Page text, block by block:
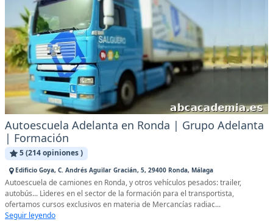
Autoescuela Adelanta en Ronda | Grupo Adelanta
| Formación
5 (214 opiniones )
Edificio Goya, C. Andrés Aguilar Gracián, 5, 29400 Ronda, Málaga
Autoescuela de camiones en Ronda, y otros vehículos pesados: trailer,
autobús... Lìderes en el sector de la formación para el transportista,
ofertamos cursos exclusivos en materia de Mercancías radiac...
Seguir leyendo